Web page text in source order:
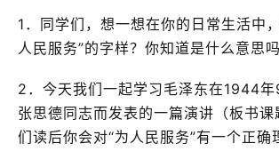
1．同学们，想一想在你的日常生活中
人民服务”的字样？你知道是什么意思吗
2．今天我们一起学习毛泽东在1944
张思德同志而发表的一篇演讲（板书
们读后你会对“为人民服务”有一个正确